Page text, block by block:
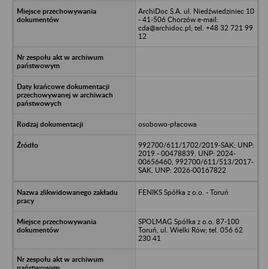
ArchiDoc S.A. ul. Niedźwiedziniec 10
- 41-506 Chorzów e-mail:
cda@archidoc.pl; tel. +48 32 721 99
12
osobowo-płacowa
992700/611/1702/2019-SAK; UNP:
2019 - 00478839, UNP: 2024-
00656460, 992700/611/513/2017-
SAK, UNP: 2026-00167822
FENIKS Spółka z o.o. - Toruń
SPOLMAG Spółka z o.o. 87-100
Toruń, ul. Wielki Rów; tel. 056 62
230 41